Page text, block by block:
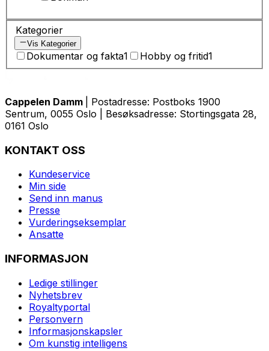
Kategorier
Vis Kategorier
Dokumentar og fakta1 Hobby og fritid1
Cappelen Damm
| Postadresse: Postboks 1900
Sentrum, 0055 Oslo | Besøksadresse: Stortingsgata 28,
0161 Oslo
KONTAKT OSS
Kundeservice
Min side
Send inn manus
Presse
Vurderingseksemplar
Ansatte
INFORMASJON
Ledige stillinger
Nyhetsbrev
Royaltyportal
Personvern
Informasjonskapsler
Om kunstig intelligens